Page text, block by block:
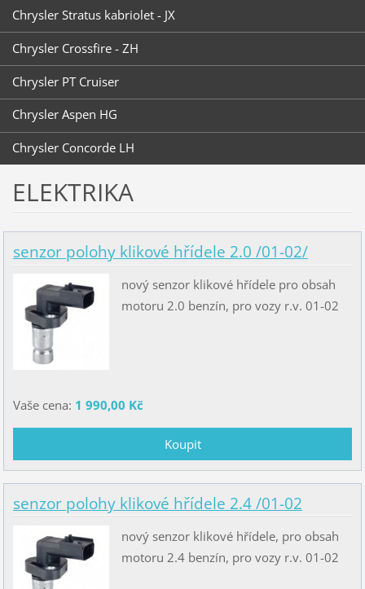
Chrysler Stratus kabriolet - JX
Chrysler Crossfire - ZH
Chrysler PT Cruiser
Chrysler Aspen HG
Chrysler Concorde LH
ELEKTRIKA
senzor polohy klikové hřídele 2.0 /01-02/
nový senzor klikové hřídele pro obsah
motoru 2.0 benzín, pro vozy r.v. 01-02
Vaše cena: 1 990,00 Kč
senzor polohy klikové hřídele 2.4 /01-02
nový senzor klikové hřídele, pro obsah
motoru 2.4 benzín, pro vozy r.v. 01-02